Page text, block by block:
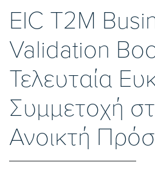
EIC T2M
Validation
Τελευταία
Συμμετοχή
Ανοικτή